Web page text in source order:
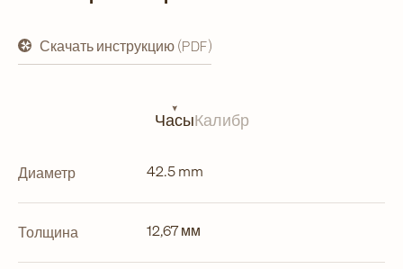
Скачать инструкцию (PDF)
открывается
в
ЧасыКалибр
Диаметр 42.5 mm
Толщина 12,67 мм